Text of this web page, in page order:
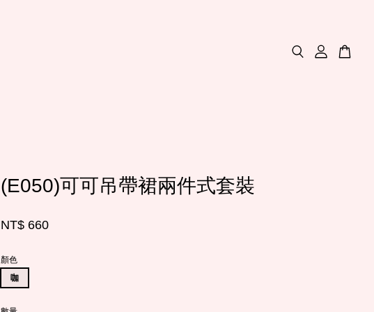
(E050)可可吊帶裙兩件式套裝
NT$ 660
顏色
咖